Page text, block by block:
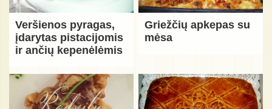
Veršienos pyragas,
įdarytas pistacijomis
ir ančių kepenėlėmis
Griežčių apkepas su
mėsa